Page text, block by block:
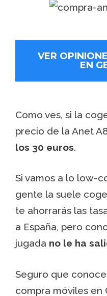
VER
EN
Como ves, si la
precio de la Anet
los 30 euros.
Si vamos a lo low-
gente la suele
te ahorrarás las
a España, pero
jugada no le ha
Seguro que
compra móviles en